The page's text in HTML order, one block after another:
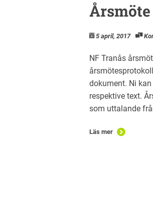
Årsmöte
5 april, 2017
NF Tranås
dokument. Ni
respektive text.
som uttalande
Läs mer